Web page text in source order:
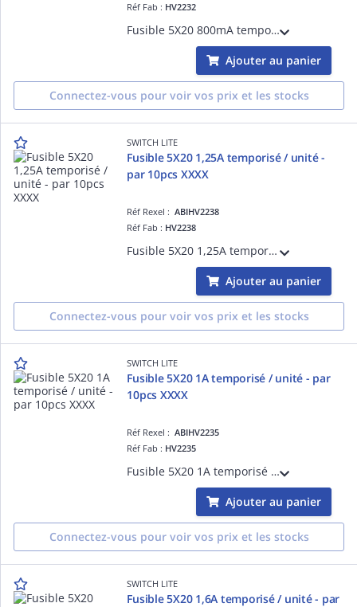
Réf Fab : HV2232
Fusible 5X20 800mA temporisé - Tarifé à l'unité, vendu par colisage 10pcs
Ajouter au panier
Connectez-vous pour voir vos prix et les stocks
SWITCH LITE
Fusible 5X20 1,25A temporisé / unité -
par 10pcs XXXX
Réf Rexel :ABIHV2238
Réf Fab : HV2238
Fusible 5X20 1,25A temporisé - Tarifé à l'unité, vendu par colisage 10pcs
Ajouter au panier
Connectez-vous pour voir vos prix et les stocks
SWITCH LITE
Fusible 5X20 1A temporisé / unité - par
10pcs XXXX
Réf Rexel :ABIHV2235
Réf Fab : HV2235
Fusible 5X20 1A temporisé - Tarifé à l'unité, vendu par colisage 10pcs
Ajouter au panier
Connectez-vous pour voir vos prix et les stocks
SWITCH LITE
Fusible 5X20 1,6A temporisé / unité - par